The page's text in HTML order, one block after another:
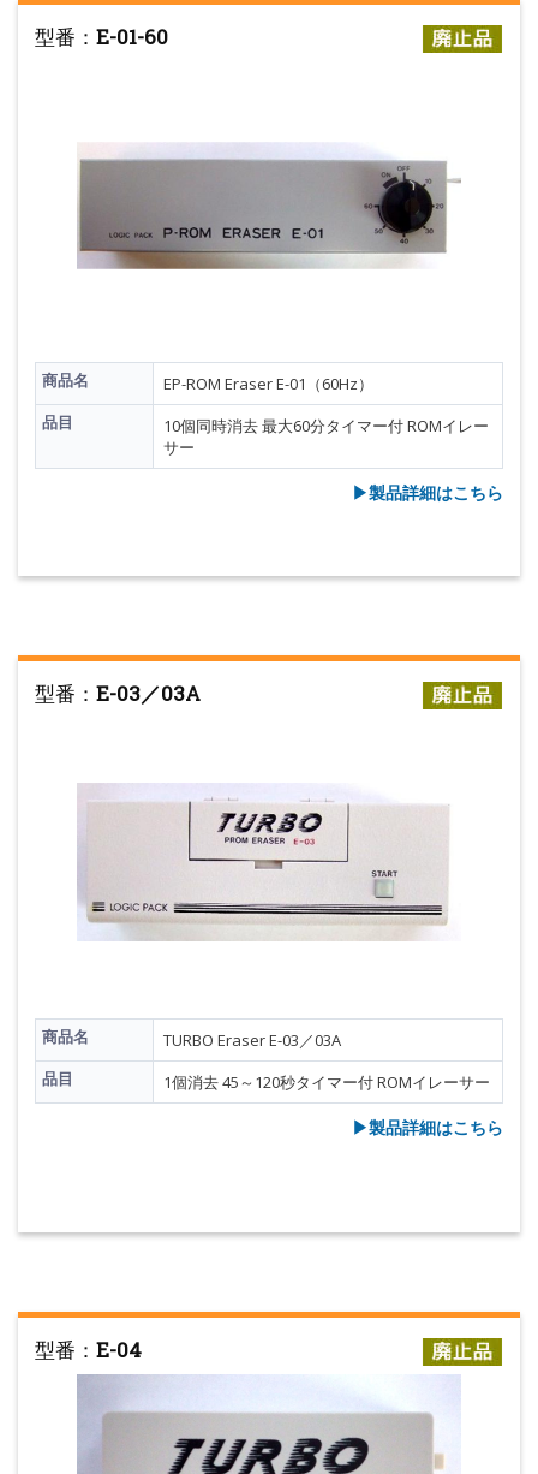
型番： E-01-60
商品名
EP-ROM Eraser E-01（60Hz）
品目
10個同時消去 最大60分タイマー付 ROMイレー
サー
▶︎製品詳細はこちら
型番： E-03／03A
商品名
TURBO Eraser E-03／03A
品目
1個消去 45～120秒タイマー付 ROMイレーサー
▶︎製品詳細はこちら
型番： E-04